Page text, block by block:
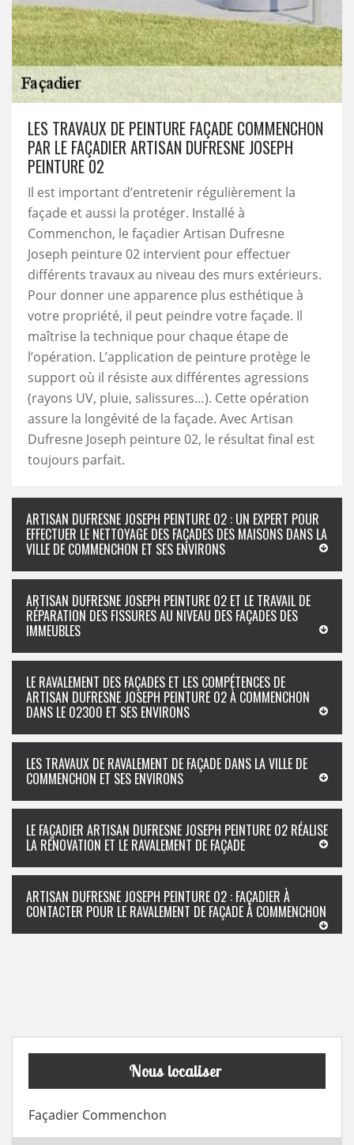
LES TRAVAUX DE PEINTURE FAÇADE COMMENCHON
PAR LE FAÇADIER ARTISAN DUFRESNE JOSEPH
PEINTURE 02
Il est important d’entretenir régulièrement la
façade et aussi la protéger. Installé à
Commenchon, le façadier Artisan Dufresne
Joseph peinture 02 intervient pour effectuer
différents travaux au niveau des murs extérieurs.
Pour donner une apparence plus esthétique à
votre propriété, il peut peindre votre façade. Il
maîtrise la technique pour chaque étape de
l’opération. L’application de peinture protège le
support où il résiste aux différentes agressions
(rayons UV, pluie, salissures…). Cette opération
assure la longévité de la façade. Avec Artisan
Dufresne Joseph peinture 02, le résultat final est
toujours parfait.
ARTISAN DUFRESNE JOSEPH PEINTURE 02 : UN EXPERT POUR
EFFECTUER LE NETTOYAGE DES FAÇADES DES MAISONS DANS LA
VILLE DE COMMENCHON ET SES ENVIRONS
ARTISAN DUFRESNE JOSEPH PEINTURE 02 ET LE TRAVAIL DE
RÉPARATION DES FISSURES AU NIVEAU DES FAÇADES DES
IMMEUBLES
LE RAVALEMENT DES FAÇADES ET LES COMPÉTENCES DE
ARTISAN DUFRESNE JOSEPH PEINTURE 02 À COMMENCHON
DANS LE 02300 ET SES ENVIRONS
LES TRAVAUX DE RAVALEMENT DE FAÇADE DANS LA VILLE DE
COMMENCHON ET SES ENVIRONS
LE FAÇADIER ARTISAN DUFRESNE JOSEPH PEINTURE 02 RÉALISE
LA RÉNOVATION ET LE RAVALEMENT DE FAÇADE
ARTISAN DUFRESNE JOSEPH PEINTURE 02 : FAÇADIER À
CONTACTER POUR LE RAVALEMENT DE FAÇADE À COMMENCHON
Nous localiser
Façadier Commenchon